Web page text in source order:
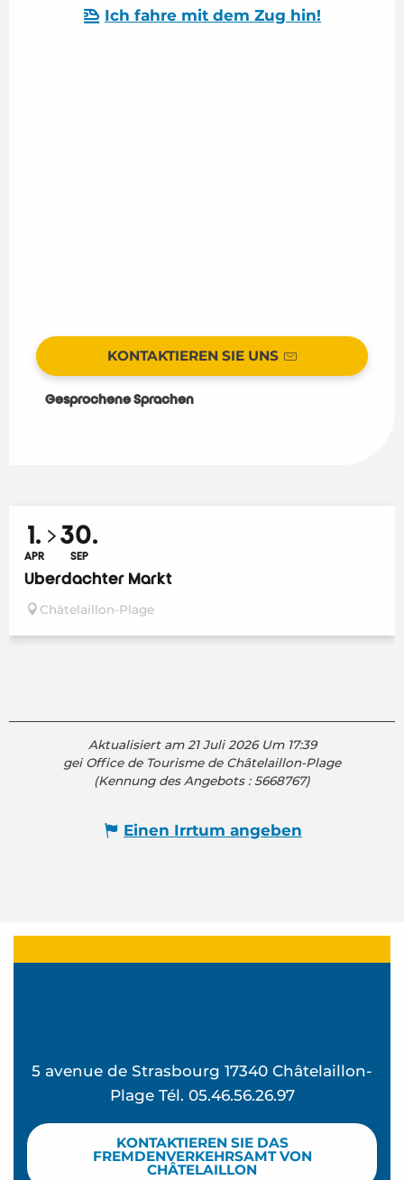
Ich fahre mit dem Zug hin!
KONTAKTIEREN SIE UNS
Gesprochene Sprachen
Gesprochene Sprachen
1.
APR
30.
SEP
Überdachter Markt
Châtelaillon-Plage
Aktualisiert am 21 Juli 2026 Um 17:39
gei Office de Tourisme de Châtelaillon-Plage
(Kennung des Angebots :5668767)
Einen Irrtum angeben
5 avenue de Strasbourg 17340 Châtelaillon-
Plage Tél. 05.46.56.26.97
KONTAKTIEREN SIE DAS
FREMDENVERKEHRSAMT VON
CHÂTELAILLON